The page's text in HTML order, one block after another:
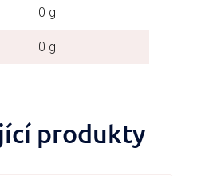
produkty
0 g
0 g